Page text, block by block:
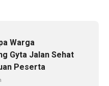
Warga
Gyta Jalan Sehat
Peserta